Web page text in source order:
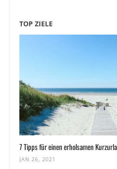
TOP ZIELE
7 Tipps für einen erholsamen
JAN 26, 2021